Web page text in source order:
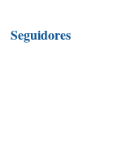
Seguidores